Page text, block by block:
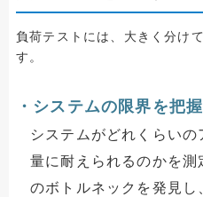
負荷テストには、大きく分け
す。
・システムの限界を把
システムがどれくらい
量に耐えられるのかを
のボトルネックを発見